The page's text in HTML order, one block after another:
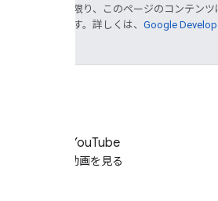
特に記載のない限り、このページのコンテンツ
使用許諾されます。詳しくは、 Google
YouTube
動画を見る